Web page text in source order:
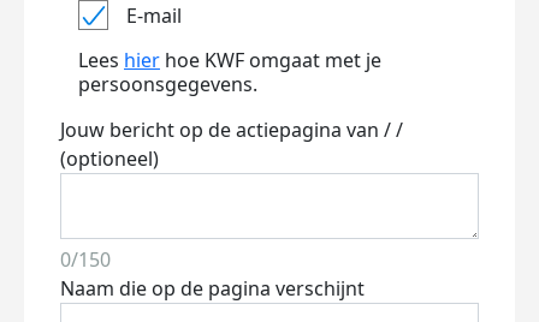
E-mail
Lees hier hoe KWF omgaat met je
persoonsgegevens.
Jouw bericht op de actiepagina van / /
(optioneel)
0/150
Naam die op de pagina verschijnt